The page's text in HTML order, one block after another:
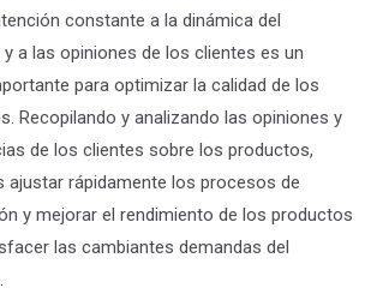
constante a la dinámica del
a las opiniones de los clientes es un
para optimizar la calidad de los
Recopilando y analizando las opiniones y
de los clientes sobre los productos,
ajustar rápidamente los procesos de
y mejorar el rendimiento de los productos
las cambiantes demandas del